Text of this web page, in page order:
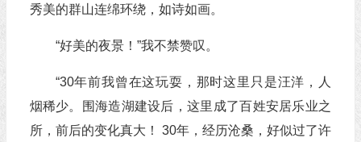
秀美的群山连绵环绕，如诗如画。
“好美的夜景！”我不禁赞叹。
“30年前我曾在这玩耍，那时这里只是汪洋，人
烟稀少。围海造湖建设后，这里成了百姓安居乐业之
所，前后的变化真大！ 30年，经历沧桑，好似过了许